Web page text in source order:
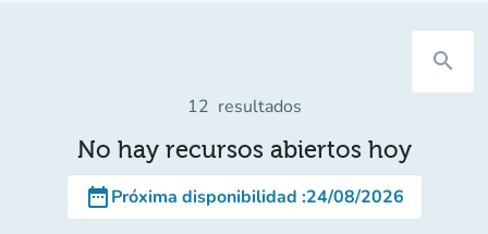
search
12 resultados
No hay recursos abiertos hoy
date_rangePróxima disponibilidad :24/08/2026